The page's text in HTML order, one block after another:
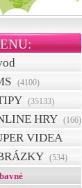
(4100)
(35133)
HRY (166)
VIDEA
(534)